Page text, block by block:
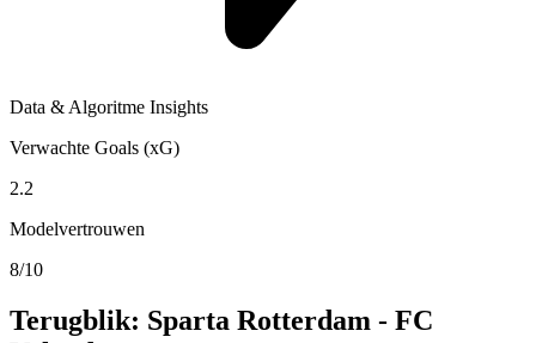
Data & Algoritme Insights
Verwachte Goals (xG)
2.2
Modelvertrouwen
8/10
Terugblik: Sparta Rotterdam - FC